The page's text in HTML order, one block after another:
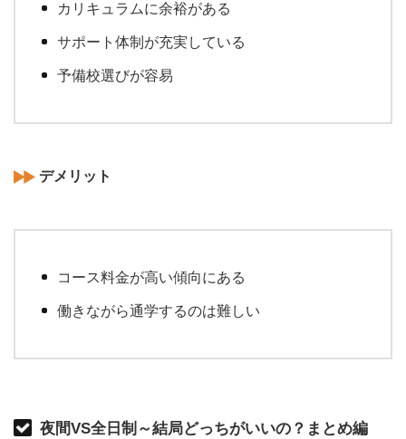
カリキュラムに余裕がある
サポート体制が充実している
予備校選びが容易
デメリット
コース料金が高い傾向にある
働きながら通学するのは難しい
夜間VS全日制～結局どっちがいいの？まとめ編